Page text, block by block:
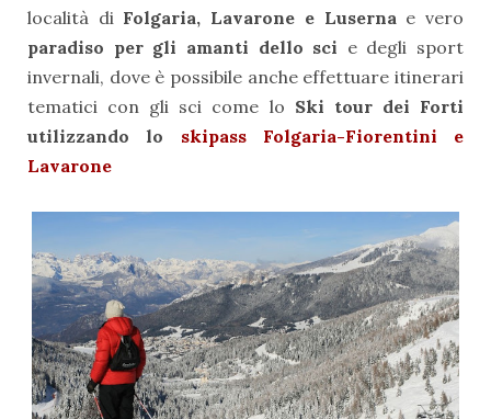
località di Folgaria, Lavarone e Luserna e vero
paradiso per gli amanti dello sci e degli sport
invernali, dove è possibile anche effettuare itinerari
tematici con gli sci come lo Ski tour dei Forti
utilizzando lo skipass Folgaria-Fiorentini e
Lavarone